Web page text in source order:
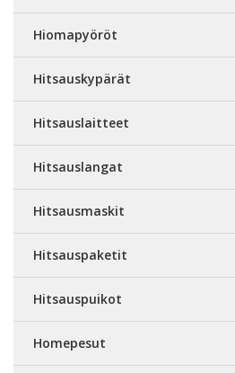
Hiomapyöröt
Hitsauskypärät
Hitsauslaitteet
Hitsauslangat
Hitsausmaskit
Hitsauspaketit
Hitsauspuikot
Homepesut